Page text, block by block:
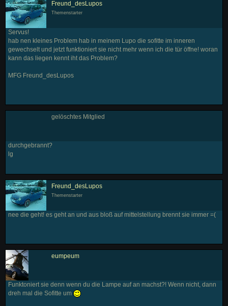
Freund_desLupos
Themenstarter
Servus!
hab nen kleines Problem hab in meinem Lupo die sofitte im inneren
gewechselt und jetzt funktioniert sie nicht mehr wenn ich die tür öffne! woran
kann das liegen kennt iht das Problem?
MFG Freund_desLupos
gelöschtes Mitglied
durchgebrannt?
lg
Freund_desLupos
Themenstarter
nee die geht! es geht an und aus bloß auf mittelstellung brennt sie immer =(
eumpeum
Funktoniert sie denn wenn du die Lampe auf an machst?! Wenn nicht, dann
dreh mal die Sofitte um